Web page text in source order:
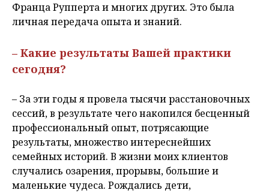
Франца Рупперта и многих других. Это была
личная передача опыта и знаний.
– Какие результаты Вашей практики
сегодня?
– За эти годы я провела тысячи расстановочных
сессий, в результате чего накопился бесценный
профессиональный опыт, потрясающие
результаты, множество интереснейших
семейных историй. В жизни моих клиентов
случались озарения, прорывы, большие и
маленькие чудеса. Рождались дети,